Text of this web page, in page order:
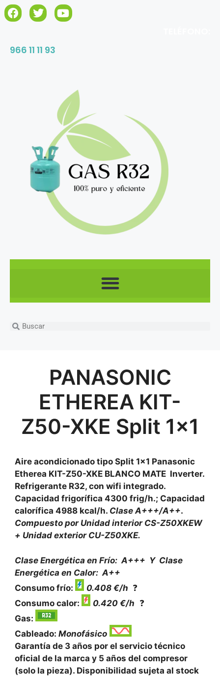
966 11 11 93
PANASONIC
ETHEREA KIT-
Z50-XKE Split 1×1
Aire acondicionado tipo Split 1×1 Panasonic
Etherea KIT-Z50-XKE BLANCO MATE Inverter.
Refrigerante R32, con wifi integrado.
Capacidad frigorífica 4300 frig/h.; Capacidad
calorífica 4988 kcal/h. Clase A+++/A++.
Compuesto por Unidad interior CS-Z50XKEW
+ Unidad exterior CU-Z50XKE.
Clase Energética en Frío: A+++ Y Clase
Energética en Calor: A++
Consumo frío:
0.408 €/h ❓
Consumo calor:
0.420 €/h ❓
Gas:
Cableado: Monofásico
Garantía de 3 años por el servicio técnico
oficial de la marca y 5 años del compresor
(solo la pieza). Disponibilidad sujeta al stock